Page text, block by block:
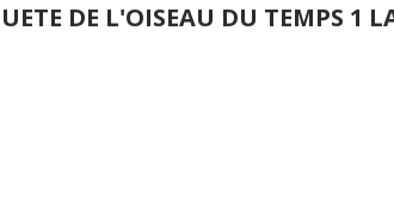
DE L'OISEAU DU TEMPS 1